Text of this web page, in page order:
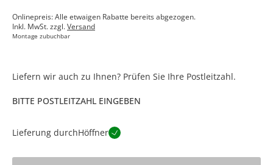
Onlinepreis: Alle etwaigen Rabatte bereits abgezogen.
Inkl. MwSt. zzgl.Versand
Montage zubuchbar
Liefern wir auch zu Ihnen? Prüfen Sie Ihre Postleitzahl.
BITTE POSTLEITZAHL EINGEBEN
Lieferung durchHöffner